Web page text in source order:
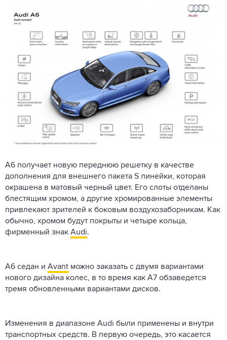
А6 получает новую переднюю решетку в качестве
дополнения для внешнего пакета S линейки, которая
окрашена в матовый черный цвет. Его слоты отделаны
блестящим хромом, а другие хромированные элементы
привлекают зрителей к боковым воздухозаборникам. Как
обычно, хромом будут покрыты и четыре кольца,
фирменный знак Audi.
A6 седан и Avant можно заказать с двумя вариантами
нового дизайна колес, в то время как A7 обзаведется
тремя обновленными вариантами дисков.
Изменения в диапазоне Audi были применены и внутри
транспортных средств. В первую очередь, это касается